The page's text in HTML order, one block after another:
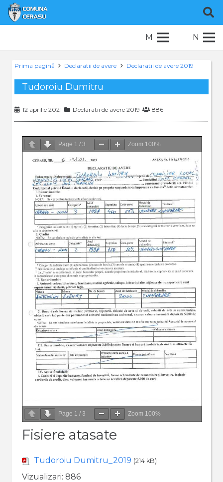
M N
Prima pagină Declaratii de avere Declaratii de avere 2019
Tudoroiu Dumitru
12 aprilie 2021 Declaratii de avere 2019 886
Page 1 / 3 Zoom 100%
Page 1 / 3 Zoom 100%
Fisiere atasate
Tudoroiu Dumitru_2019 (214 kB)
Vizualizari: 886